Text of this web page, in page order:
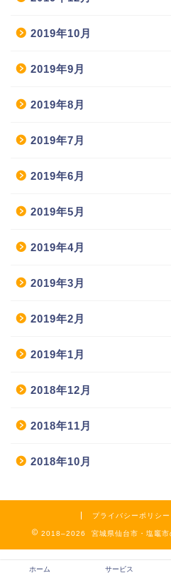
2019年10月
2019年9月
2019年8月
2019年7月
2019年6月
2019年5月
2019年4月
2019年3月
2019年2月
2019年1月
2018年12月
2018年11月
2018年10月
プライバシーポリシー
2018–2026 宮城県仙台市・塩竈市
ホーム サービス